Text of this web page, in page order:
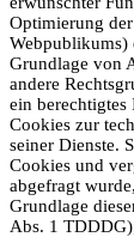
Optimierung
Webpublikums)
Grundlage von
andere
ein berechtigtes
Cookies zur
seiner Dienste.
Cookies und
abgefragt
Grundlage
Abs. 1